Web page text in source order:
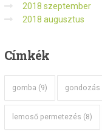
2018 szeptember
2018 augusztus
Címkék
gomba (9) gondozás
lemoső permetezés (8)